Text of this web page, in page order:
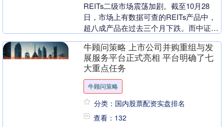
REITs二级市场震荡加剧。截至10月28
日，市场上有数据可查的REITs产品中，
超八成产品在过去三个月下跌。而中证
REITs收盘指数在过去三个月的跌幅达到
5.....
牛顾问策略 上市公司并购重组与发
展服务平台正式亮相 平台明确了七
大重点任务
牛顾问策略
分类：国内股票配资实盘排名
查看：132